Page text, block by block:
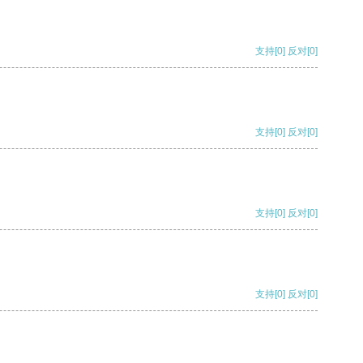
支持[0] 反对[0]
支持[0] 反对[0]
支持[0] 反对[0]
支持[0] 反对[0]